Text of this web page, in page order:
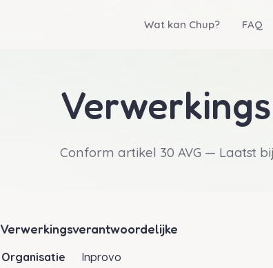
Wat kan Chup? FAQ
Conform artikel 30 AVG — Laatst
Verwerkingsverantwoordelijke
Organisatie
Inprovo